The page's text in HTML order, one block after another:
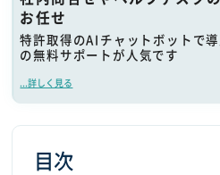
お任せ
特許取得のAIチャットボットで
の無料サポートが人気です
...詳しく見る
目次